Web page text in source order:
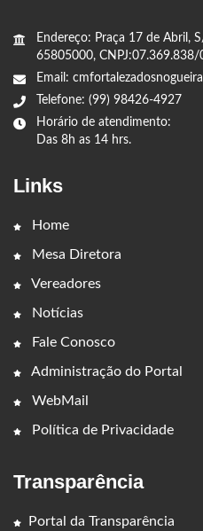
Endereço: Praça 17 de Abril,
65805000, CNPJ:07.369.838/
Email:
Telefone: (99) 98426-4927
Horário de atendimento:
Das 8h as 14 hrs.
Links
Home
Mesa Diretora
Vereadores
Notícias
Fale Conosco
Administração do Portal
WebMail
Política de Privacidade
Transparência
Portal da Transparência